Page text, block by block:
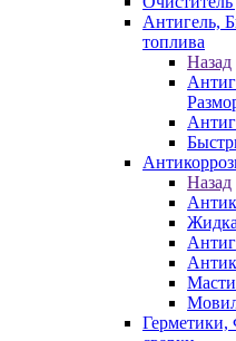
Антигель,
топлива
Назад
Назад
Герметики,